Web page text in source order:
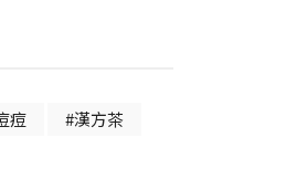
痘
#漢方茶